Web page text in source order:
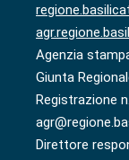
Agenzia
Giunta
Registrazione
Direttore